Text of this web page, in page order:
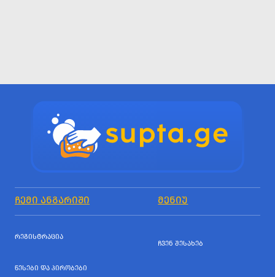
ᲩᲔᲛᲘ ᲐᲜᲒᲐᲠᲘᲨᲘ ᲛᲔᲜᲘᲣ
ᲠᲔᲒᲘᲡᲢᲠᲐᲪᲘᲐ
ᲬᲔᲡᲔᲑᲘ ᲓᲐ ᲞᲘᲠᲝᲑᲔᲑᲘ
ᲩᲕᲔᲜ ᲨᲔᲡᲐᲮᲔᲑ